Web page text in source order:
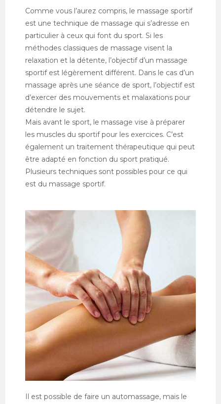
Comme vous l’aurez compris, le massage sportif
est une technique de massage qui s’adresse en
particulier à ceux qui font du sport. Si les
méthodes classiques de massage visent la
relaxation et la détente, l’objectif d’un massage
sportif est légèrement différent. Dans le cas d’un
massage après une séance de sport, l’objectif est
d’exercer des mouvements et malaxations pour
détendre le sujet.
Mais avant le sport, le massage vise à préparer
les muscles du sportif pour les exercices. C’est
également un traitement thérapeutique qui peut
être adapté en fonction du sport pratiqué.
Plusieurs techniques sont possibles pour ce qui
est du massage sportif.
Il est possible de faire un automassage, mais le